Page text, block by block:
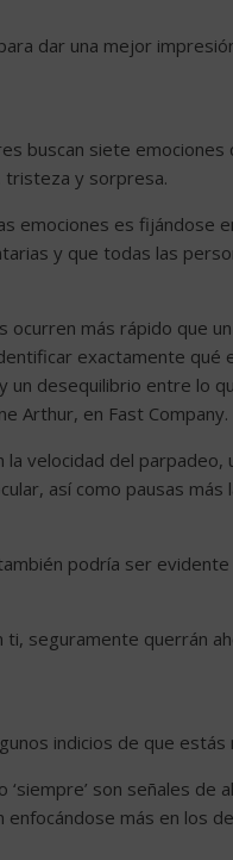
dar una mejor
buscan siete
tristeza y sorpresa.
emociones es fijándose
y que todas las
ocurren más rápido que
exactamente qué
un desequilibrio entre lo
Arthur, en Fast Company.
velocidad del parpadeo,
así como pausas más
podría ser
seguramente querrán
indicios de que estás
‘siempre’ son señales
más en los